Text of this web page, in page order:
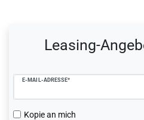
Leasing-
E-MAIL-ADRESSE*
Kopie an mich